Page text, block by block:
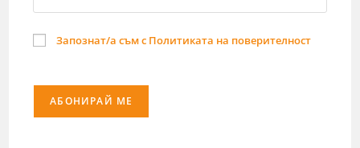
Запознат/а съм с Политиката на поверителност